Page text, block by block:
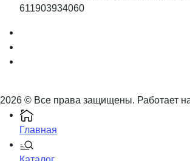
611903934060
2026 © Все права защищены. Работает
Главная